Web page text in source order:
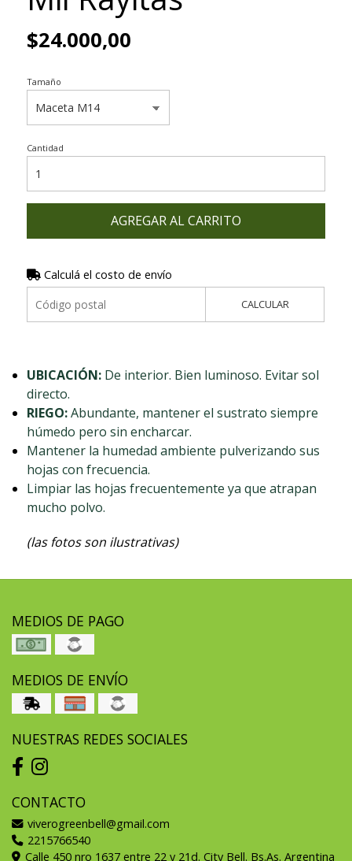
$24.000,00
Tamaño
Cantidad
AGREGAR AL CARRITO
Calculá el costo de envío
CALCULAR
UBICACIÓN:De interior. Bien luminoso. Evitar sol
directo.
RIEGO:Abundante, mantener el sustrato siempre
húmedo pero sin encharcar.
Mantener la humedad ambiente pulverizando sus
hojas con frecuencia.
Limpiar las hojas frecuentemente ya que atrapan
mucho polvo.
(las fotos son ilustrativas)
MEDIOS DE PAGO
MEDIOS DE ENVÍO
NUESTRAS REDES SOCIALES
CONTACTO
viverogreenbell@gmail.com
2215766540
Calle 450 nro 1637 entre 22 y 21d. City Bell. Bs.As. Argentina